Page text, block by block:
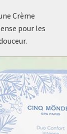
Crème
pour les